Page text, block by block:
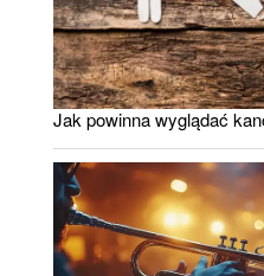
Jak powinna wyglądać